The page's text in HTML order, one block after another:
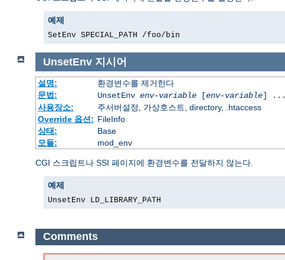
예제
SetEnv SPECIAL_PATH /foo/bin
UnsetEnv 지시어
설명:
환경변수를 제거한다
문법:
UnsetEnv env-variable[env-variable] ...
사용장소:
주서버설정, 가상호스트, directory, .htaccess
Override 옵션: FileInfo
상태:
Base
모듈:
mod_env
CGI 스크립트나 SSI 페이지에 환경변수를 전달하지 않는다.
예제
UnsetEnv LD_LIBRARY_PATH
Comments